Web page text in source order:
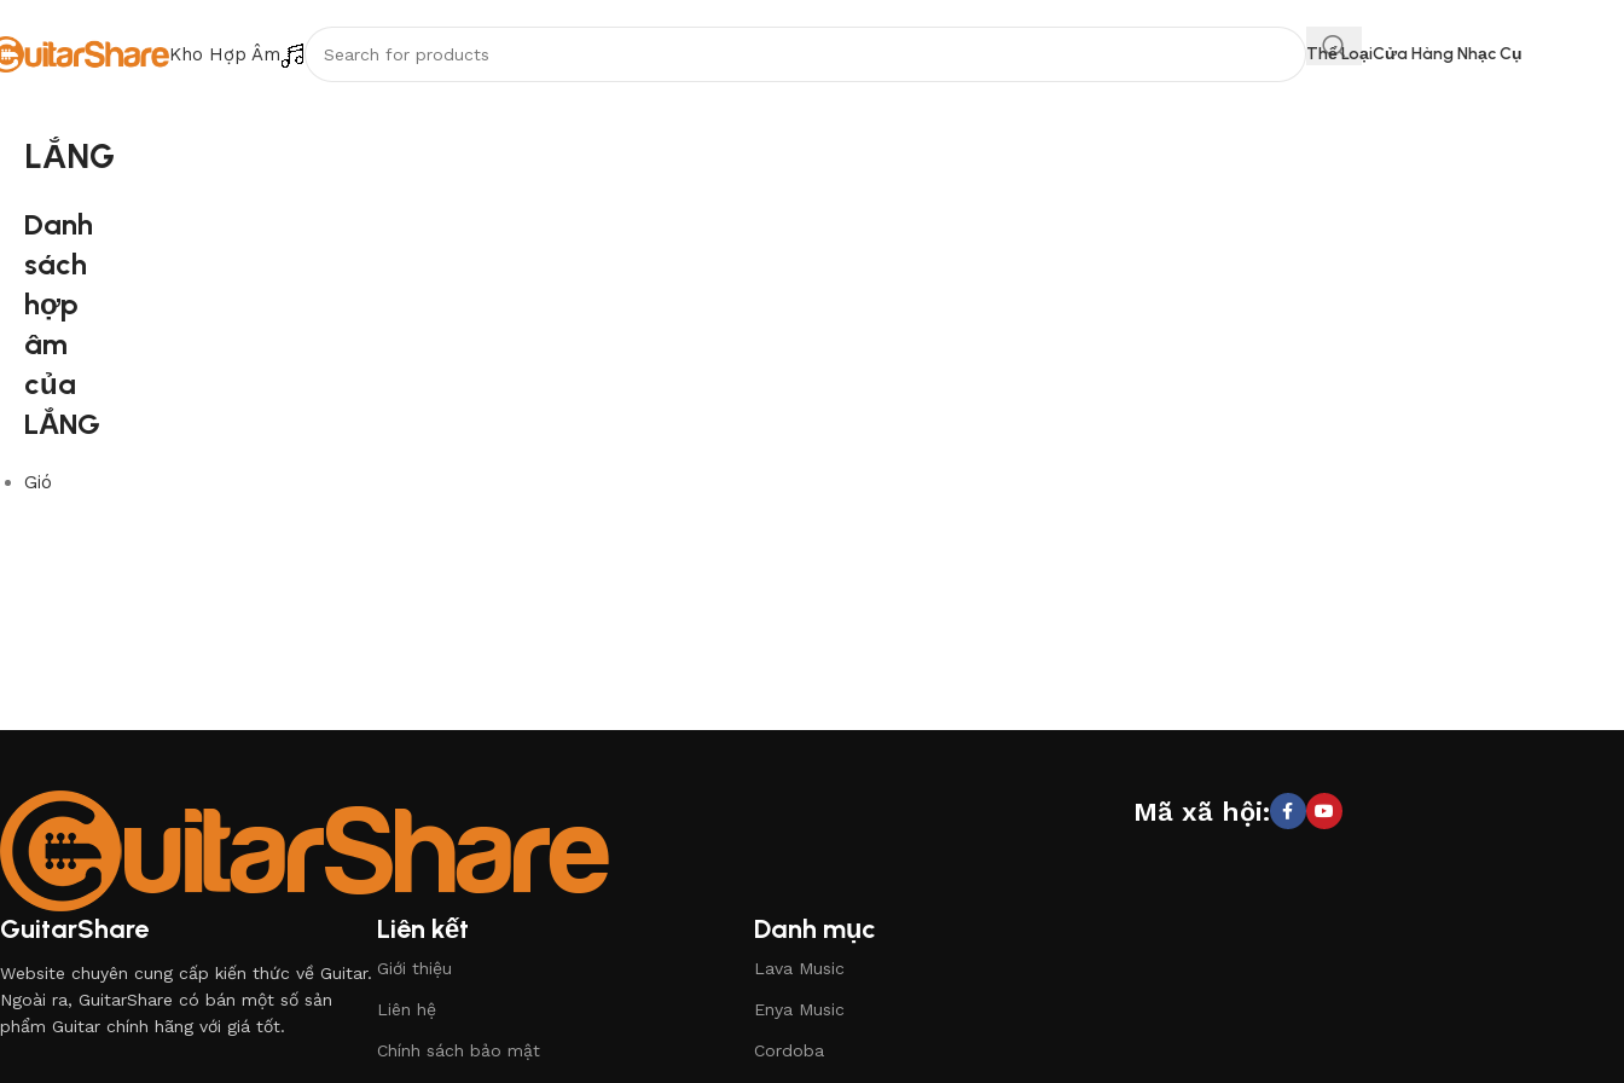
Kho Hợp Âm Thể LoạiCửa Hàng Nhạc Cụ
LẮNG
Danh
sách
hợp
âm
của
LẮNG
Gió
GuitarShare
Website chuyên cung cấp kiến thức về Guitar.
Ngoài ra, GuitarShare có bán một số sản
phẩm Guitar chính hãng với giá tốt.
Liên kết
Giới thiệu
Liên hệ
Chính sách bảo mật
Danh mục
Lava Music
Enya Music
Cordoba
Mã xã hội: